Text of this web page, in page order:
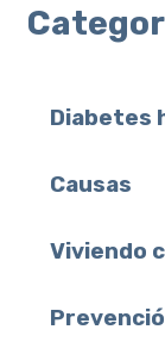
Diabetes
Causas
Viviendo